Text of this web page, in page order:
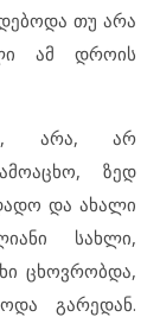
თუ არა
ამ დროის
არა, არ
ზედ
და ახალი
სახლი,
ცხოვრობდა,
გარედან.